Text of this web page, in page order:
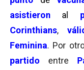
asistieron al
Corinthians,
Feminina. Por
partido entre